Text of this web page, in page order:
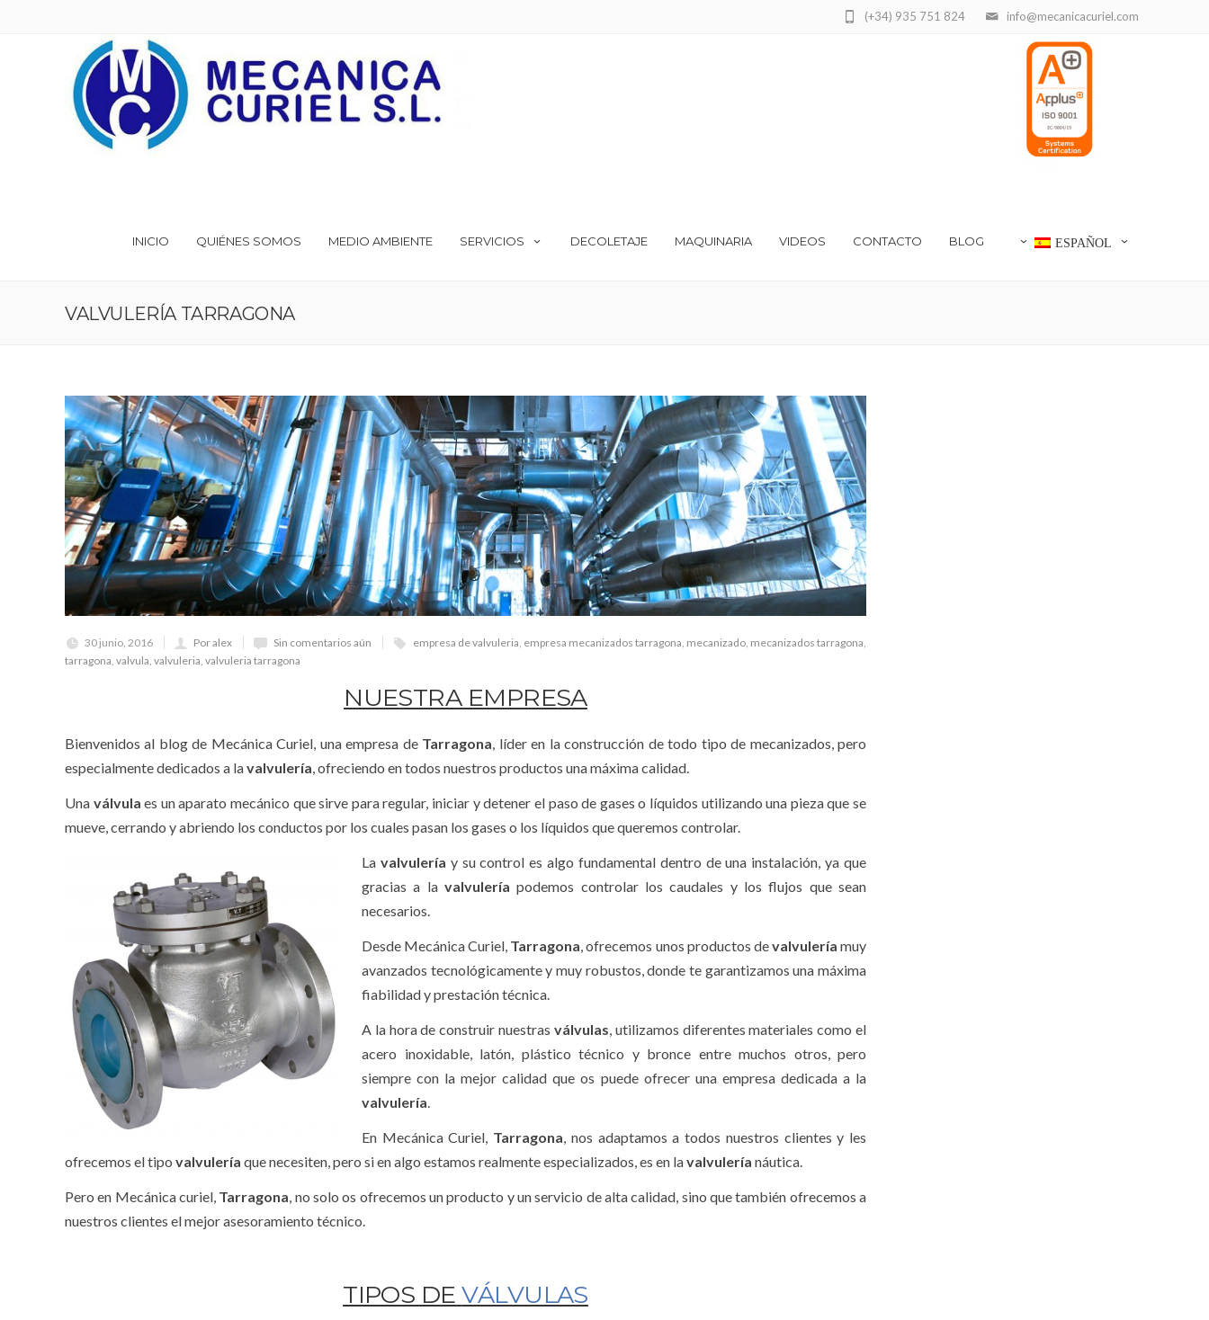
info@mecanicacuriel.com
(+34) 935 751 824
INICIO QUIÉNES SOMOS MEDIO AMBIENTE SERVICIOS DECOLETAJE MAQUINARIA VIDEOS CONTACTO BLOG ESPAÑOL
VALVULERÍA TARRAGONA
30 junio, 2016 Por alex Sin comentarios aún empresa de valvuleria empresa mecanizados tarragona mecanizado mecanizados tarragona
tarragona valvula valvuleria valvuleria tarragona
NUESTRA EMPRESA
Bienvenidos al blog de Mecánica Curiel, una empresa de Tarragona , líder en la construcción de todo tipo de mecanizados, pero
especialmente dedicados a lavalvulería , ofreciendo en todos nuestros productos una máxima calidad.
Una válvula es un aparato mecánico que sirve para regular, iniciar y detener el paso de gases o líquidos utilizando una pieza que se
mueve, cerrando y abriendo los conductos por los cuales pasan los gases o los líquidos que queremos controlar.
La valvulería y su control es algo fundamental dentro de una instalación, ya que
gracias a la valvulería podemos controlar los caudales y los flujos que sean
necesarios.
Desde Mecánica Curiel, Tarragona , ofrecemos unos productos devalvulería muy
avanzados tecnológicamente y muy robustos, donde te garantizamos una máxima
fiabilidad y prestación técnica.
A la hora de construir nuestras válvulas , utilizamos diferentes materiales como el
acero inoxidable, latón, plástico técnico y bronce entre muchos otros, pero
siempre con la mejor calidad que os puede ofrecer una empresa dedicada a la
valvulería
En Mecánica Curiel, Tarragona , nos adaptamos a todos nuestros clientes y les
ofrecemos el tipo valvulería que necesiten, pero si en algo estamos realmente especializados, es en lavalvulería náutica.
Pero en Mecánica curiel, Tarragona , no solo os ofrecemos un producto y un servicio de alta calidad, sino que también ofrecemos a
nuestros clientes el mejor asesoramiento técnico.
TIPOS DEVÁLVULAS